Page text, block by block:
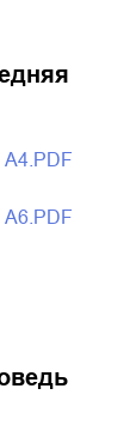
A4.PDF
A6.PDF